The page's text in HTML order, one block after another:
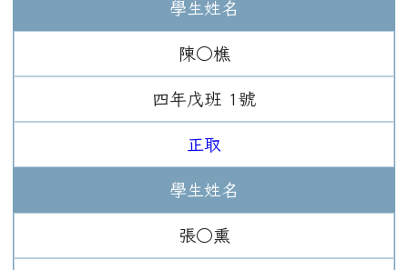
學生姓名
陳○樵
四年 戊班 1 號
正取
學生姓名
張○熏